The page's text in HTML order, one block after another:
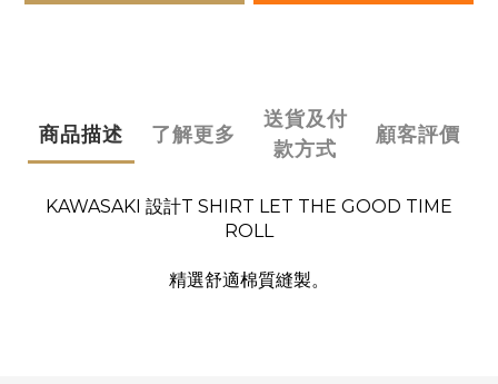
商品描述 了解更多
送貨及付
款方式
顧客評價
KAWASAKI 設計T SHIRT LET THE GOOD TIME
ROLL
精選舒適棉質縫製。